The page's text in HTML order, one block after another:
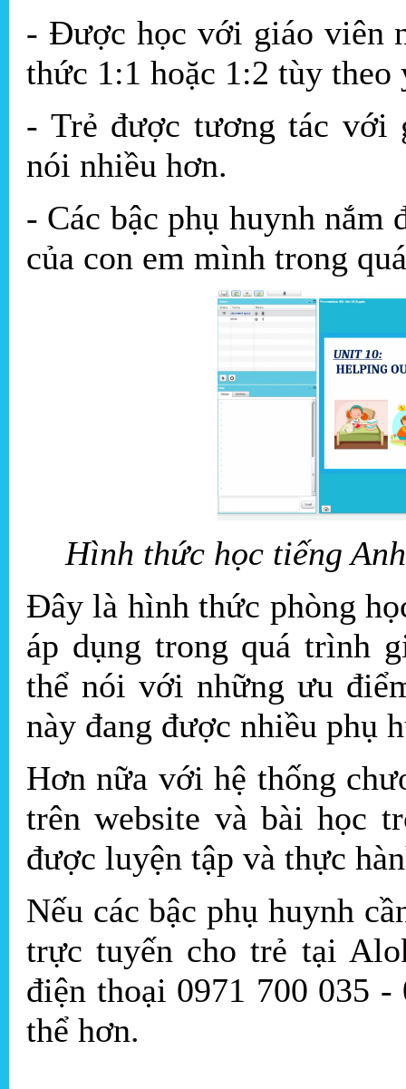
- Được học với giáo viên
thức 1:1 hoặc 1:2 tùy theo
- Trẻ được tương tác với
nói nhiều hơn.
- Các bậc phụ huynh nắm
của con em mình trong
Hình thức học tiếng
Đây là hình thức phòng
áp dụng trong quá trình
thể nói với những ưu
này đang được nhiều phụ
Hơn nữa với hệ thống
trên website và bài học
được luyện tập và thực
Nếu các bậc phụ huynh
trực tuyến cho trẻ tại
điện thoại 0971 700 035
thể hơn.